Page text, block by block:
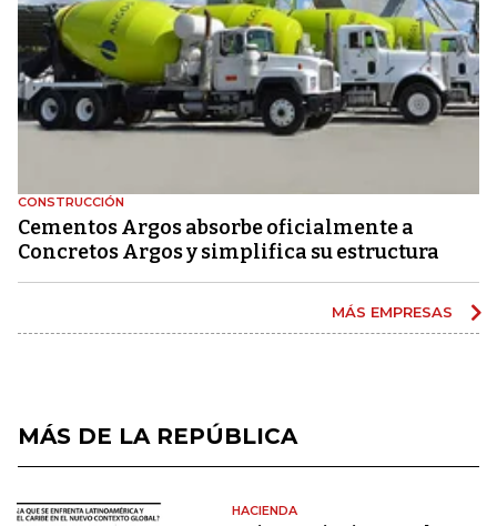
CONSTRUCCIÓN
Cementos Argos absorbe oficialmente a
Concretos Argos y simplifica su estructura
MÁS EMPRESAS
MÁS DE LA REPÚBLICA
HACIENDA